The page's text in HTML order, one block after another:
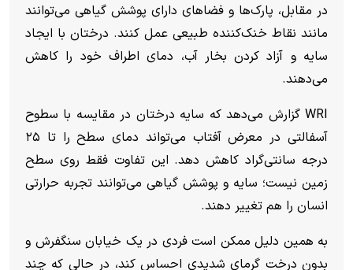
در مقابل، پارک‌ها و فضا‌های دارای پوشش گیاهی می‌توانند
مانند نقاط خنک‌کننده طبیعی عمل کنند. درختان با ایجاد
سایه و آزاد کردن بخار آب، دمای اطراف خود را کاهش
می‌دهند.
WRI گزارش می‌دهد که سایه درختان در مقایسه با سطوح
آسفالتی در معرض آفتاب می‌تواند دمای سطح را تا ۲۵
درجه سانتی‌گراد کاهش دهد. این تفاوت فقط روی سطح
زمین نیست؛ سایه و پوشش گیاهی می‌توانند تجربه حرارتی
انسان را هم تغییر دهند.
به همین دلیل ممکن است فردی در یک خیابان سنگفرش و
بدون درخت گرمای شدیدی احساس کند، در حالی که چند